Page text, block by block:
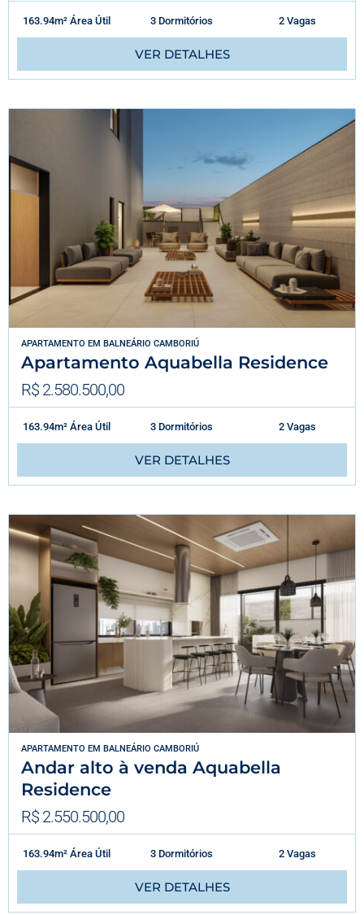
163.94m² Área Útil 3 Dormitórios 2 Vagas
VER DETALHES
APARTAMENTO EM BALNEÁRIO CAMBORIÚ
Apartamento Aquabella Residence
R$ 2.580.500,00
163.94m² Área Útil 3 Dormitórios 2 Vagas
VER DETALHES
APARTAMENTO EM BALNEÁRIO CAMBORIÚ
Andar alto à venda Aquabella
Residence
R$ 2.550.500,00
163.94m² Área Útil 3 Dormitórios 2 Vagas
VER DETALHES